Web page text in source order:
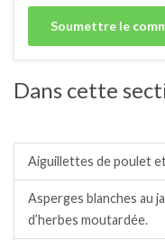
Dans cette
Aiguillettes de poulet
Asperges blanches au
d’herbes moutardée.